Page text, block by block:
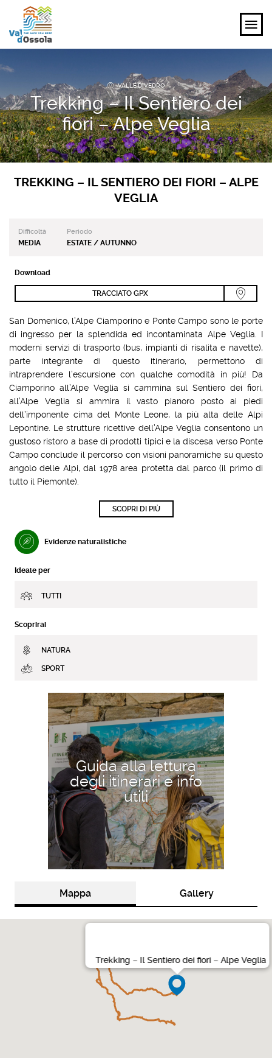
SCOPRI
VIVI
PIANIFICA
EVENTI E ISPIRAZIONI
VALLE DIVEDRO
Trekking – Il Sentiero dei
fiori – Alpe Veglia
TREKKING – IL SENTIERO DEI FIORI – ALPE
VEGLIA
Difficoltà
MEDIA
Periodo
ESTATE / AUTUNNO
Download
TRACCIATO GPX
San Domenico, l’Alpe Ciamporino e Ponte Campo sono le porte
di ingresso per la splendida ed incontaminata Alpe Veglia. I
moderni servizi di trasporto (bus, impianti di risalita e navette),
parte integrante di questo itinerario, permettono di
intraprendere l’escursione con qualche comodità in più! Da
Ciamporino all’Alpe Veglia si cammina sul Sentiero dei fiori,
all’Alpe Veglia si ammira il vasto pianoro posto ai piedi
dell’imponente cima del Monte Leone, la più alta delle Alpi
Lepontine. Le strutture ricettive dell’Alpe Veglia consentono un
gustoso ristoro a base di prodotti tipici e la discesa verso Ponte
Campo conclude il percorso con visioni panoramiche su questo
angolo delle Alpi, dal 1978 area protetta dal parco (il primo di
tutto il Piemonte).
SCOPRI DI PIÙ
Evidenze naturalistiche
Ideale per
TUTTI
Scoprirai
NATURA
SPORT
Guida alla lettura
degli itinerari e info
utili
SCOPRI DI PIÙ
Mappa Gallery
Trekking – Il Sentiero dei fiori – Alpe Veglia